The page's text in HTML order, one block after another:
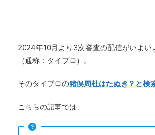
2024年10月より3次審査の配信がいよ
（通称：タイプロ）。
そのタイプロの猪俣周杜はたぬき？と検
こちらの記事では、